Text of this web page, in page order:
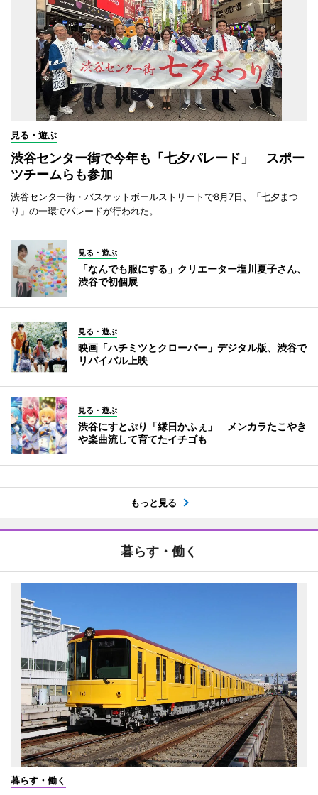
見る・遊ぶ
渋谷センター街で今年も「七夕パレード」 スポー
ツチームらも参加
渋谷センター街・バスケットボールストリートで8月7日、「七夕まつ
り」の一環でパレードが行われた。
見る・遊ぶ
「なんでも服にする」クリエーター塩川夏子さん、
渋谷で初個展
見る・遊ぶ
映画「ハチミツとクローバー」デジタル版、渋谷で
リバイバル上映
見る・遊ぶ
渋谷にすとぷり「縁日かふぇ」 メンカラたこやき
や楽曲流して育てたイチゴも
もっと見る
暮らす・働く
暮らす・働く